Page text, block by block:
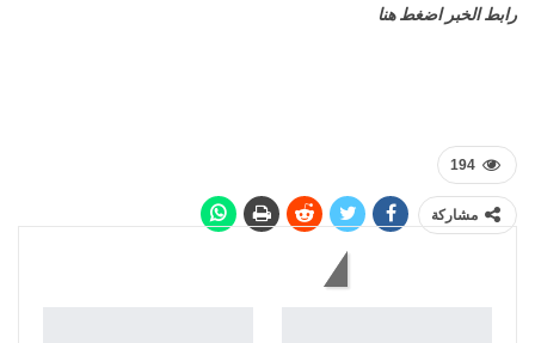
رابط الخبر اضغط هنا
194
مشاركة